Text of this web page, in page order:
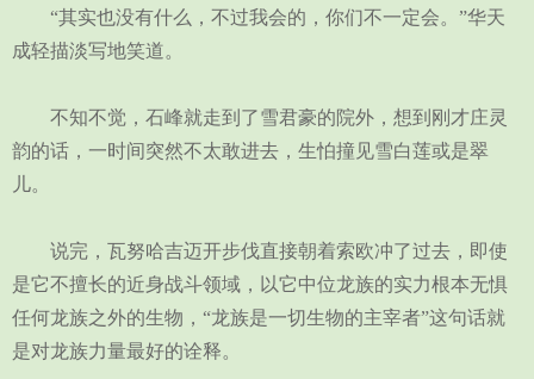
“其实也没有什么，不过我会的，你们不一定会。”华天
成轻描淡写地笑道。
不知不觉，石峰就走到了雪君豪的院外，想到刚才庄灵
韵的话，一时间突然不太敢进去，生怕撞见雪白莲或是翠
儿。
说完，瓦努哈吉迈开步伐直接朝着索欧冲了过去，即使
是它不擅长的近身战斗领域，以它中位龙族的实力根本无惧
任何龙族之外的生物，“龙族是一切生物的主宰者”这句话就
是对龙族力量最好的诠释。